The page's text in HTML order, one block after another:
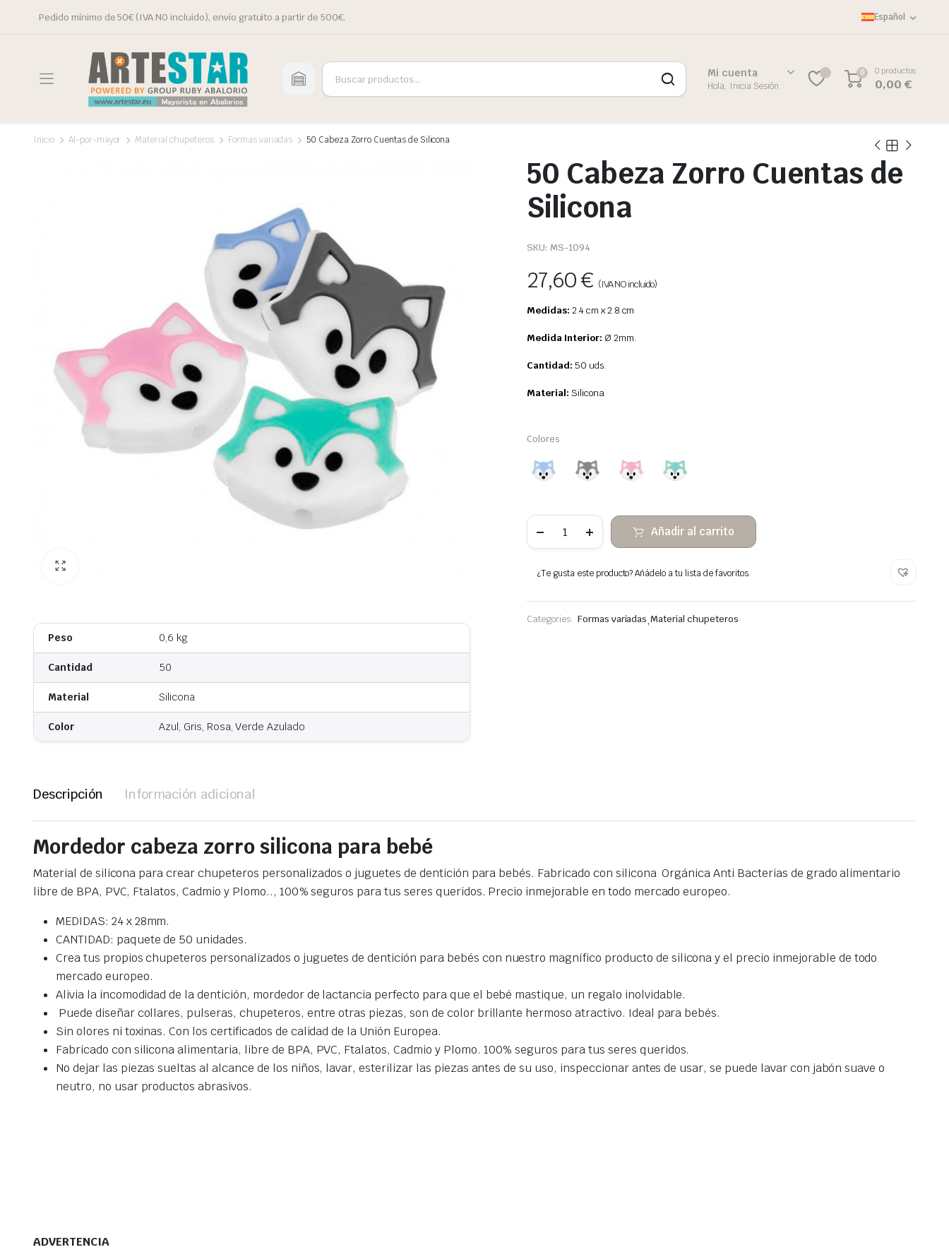
Pedido mínimo de 50€ (IVA NO incluido), envío gratuito a partir de 500€. Español
Mi cuenta
Hola, Inicia Sesión
0 0 productos
0,00€
Inicio Al-por-mayor Material chupeteros Formas variadas 50 Cabeza Zorro Cuentas de Silicona
Peso 0,6 kg
Cantidad 50
Material Silicona
Color Azul, Gris, Rosa, Verde Azulado
50 Cabeza Zorro Cuentas de
Silicona
SKU: MS-1094
27,60€ (IVA NO incluido)
Medidas: 2.4 cm x 2.8 cm
Medida Interior: Ø 2mm.
Cantidad: 50 uds.
Material: Silicona
Colores
Cabeza
Zorro
de
Silicona
Añadir al carrito
¿Te gusta este producto? Añádelo a tu lista de favoritos.
Categories: Formas variadas,Material chupeteros
Descripción Información adicional
Mordedor cabeza zorro silicona para bebé
Material de silicona para crear chupeteros personalizados o juguetes de dentición para bebés. Fabricado con silicona Orgánica Anti Bacterias de grado alimentario
libre de BPA, PVC, Ftalatos, Cadmio y Plomo.., 100% seguros para tus seres queridos. Precio inmejorable en todo mercado europeo.
MEDIDAS: 24 x 28mm.
CANTIDAD: paquete de 50 unidades.
Crea tus propios chupeteros personalizados o juguetes de dentición para bebés con nuestro magnífico producto de silicona y el precio inmejorable de todo
mercado europeo.
Alivia la incomodidad de la dentición, mordedor de lactancia perfecto para que el bebé mastique, un regalo inolvidable.
Puede diseñar collares, pulseras, chupeteros, entre otras piezas, son de color brillante hermoso atractivo. Ideal para bebés.
Sin olores ni toxinas. Con los certificados de calidad de la Unión Europea.
Fabricado con silicona alimentaria, libre de BPA, PVC, Ftalatos, Cadmio y Plomo. 100% seguros para tus seres queridos.
No dejar las piezas sueltas al alcance de los niños, lavar, esterilizar las piezas antes de su uso, inspeccionar antes de usar, se puede lavar con jabón suave o
neutro, no usar productos abrasivos.
ADVERTENCIA